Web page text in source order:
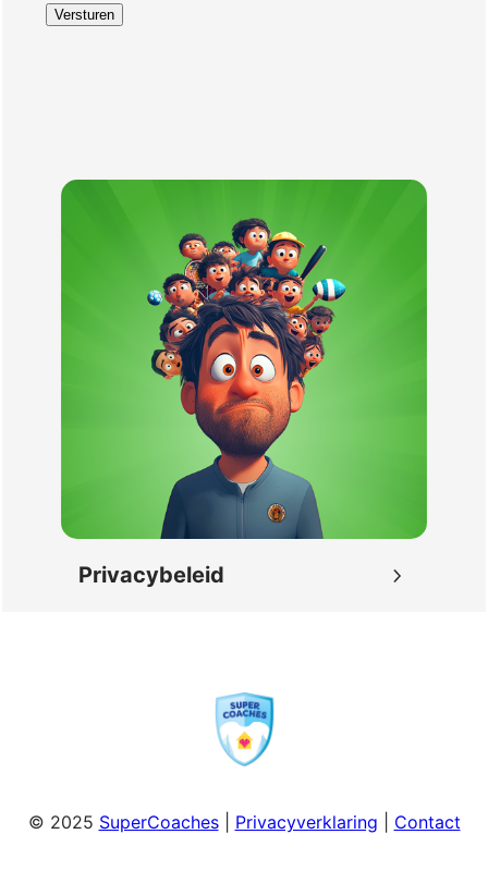
Privacybeleid
© 2025 SuperCoaches| Privacyverklaring Contact